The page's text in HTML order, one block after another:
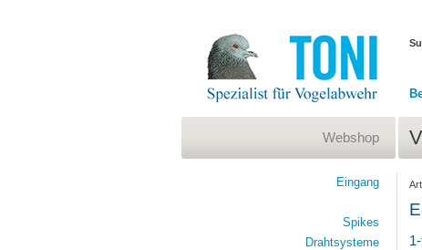
Webshop
Eingang
Spikes
Drahtsysteme